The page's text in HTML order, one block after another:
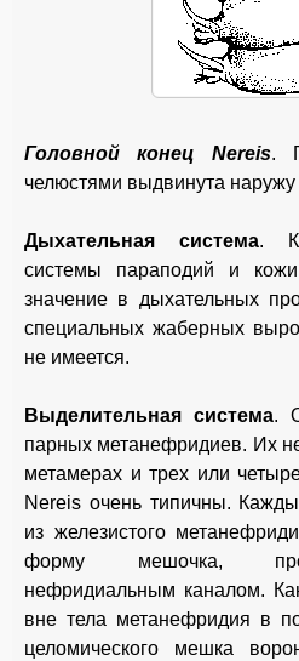
Головной конец Nereis.
челюстями выдвинута наружу
Дыхательная система.
системы параподий и
значение в дыхательных
специальных жаберных
не имеется.
Выделительная система.
парных метанефридиев. Их
метамерах и трех или
Nereis очень типичны.
из железистого
форму мешочка,
нефридиальным каналом.
вне тела метанефридия в
целомического мешка